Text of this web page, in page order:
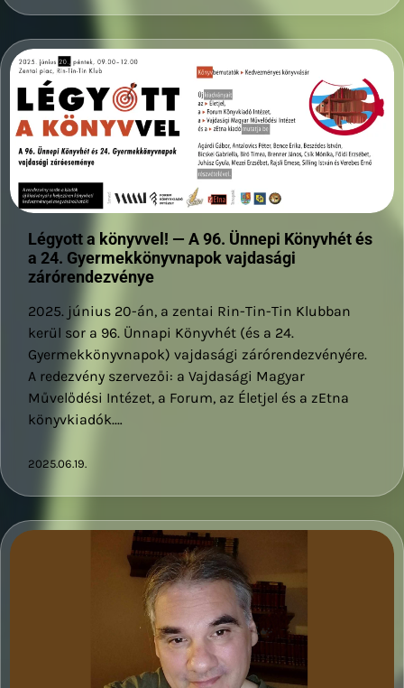
Légyott a könyvvel! — A 96. Ünnepi Könyvhét és
a 24. Gyermekkönyvnapok vajdasági
zárórendezvénye
2025. június 20-án, a zentai Rin-Tin-Tin Klubban
kerül sor a 96. Ünnapi Könyvhét (és a 24.
Gyermekkönyvnapok) vajdasági zárórendezvényére.
A redezvény szervezői: a Vajdasági Magyar
Művelődési Intézet, a Forum, az Életjel és a zEtna
könyvkiadók.…
2025.06.19.